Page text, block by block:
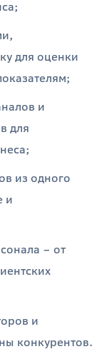
для оценки
и
для
из одного
и
– от
и
конкурентов.